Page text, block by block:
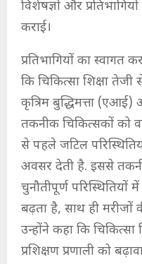
विशेषज्ञों और
कराई।
प्रतिभागियों का
कि चिकित्सा शिक्षा
कृत्रिम बुद्धिमत्ता
तकनीक चिकित्सकों को
से पहले जटिल
अवसर देती है. इससे
चुनौतीपूर्ण परिस्थितियों
बढ़ता है, साथ ही मरीजों
उन्होंने कहा कि
प्रशिक्षण प्रणाली को